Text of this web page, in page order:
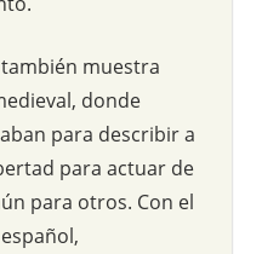
también muestra
donde
para describir a
para actuar de
para otros. Con el